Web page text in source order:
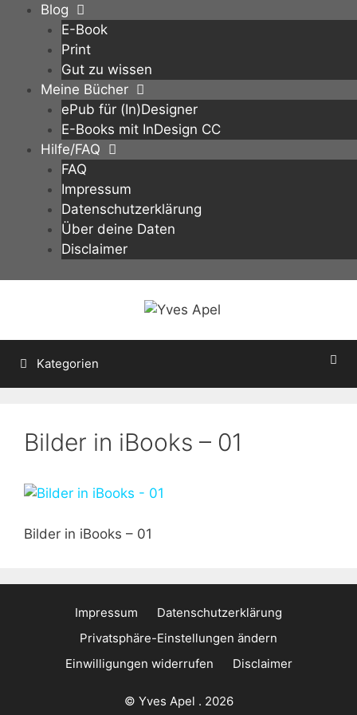
Zum
springen
Blog
E-Book
Print
Gut zu wissen
Meine Bücher
ePub für (In)Designer
E-Books mit InDesign CC
Hilfe/FAQ
FAQ
Impressum
Datenschutzerklärung
Über deine Daten
Disclaimer
Kategorien
Bilder in iBooks – 01
Bilder in iBooks – 01
Impressum
Datenschutzerklärung
Privatsphäre-Einstellungen ändern
Einwilligungen widerrufen
Disclaimer
© Yves Apel . 2026